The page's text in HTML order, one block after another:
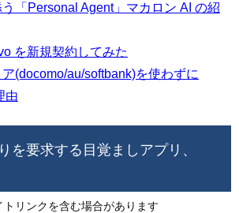
「Personal Agent」マカロン AI の紹
を新規契約してみた
(docomo/au/softbank)を使わずに
由
を要求する目覚ましアプリ、
リンクを含む場合があります